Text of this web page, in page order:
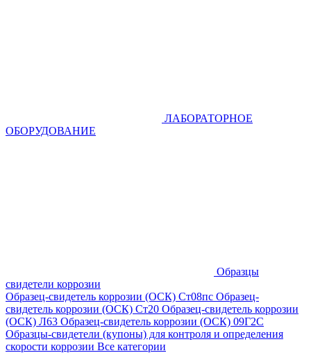
ЛАБОРАТОРНОЕ
ОБОРУДОВАНИЕ
Образцы
свидетели коррозии
Образец-свидетель коррозии (ОСК) Ст08пс Образец-
свидетель коррозии (ОСК) Ст20 Образец-свидетель коррозии
(ОСК) Л63 Образец-свидетель коррозии (ОСК) 09Г2С
Образцы-свидетели (купоны) для контроля и определения
скорости коррозии Все категории